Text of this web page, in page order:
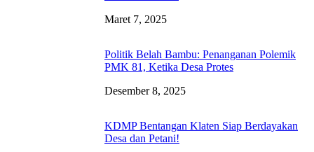
Maret 7, 2025
Politik Belah Bambu: Penanganan Polemik
PMK 81, Ketika Desa Protes
Desember 8, 2025
KDMP Bentangan Klaten Siap Berdayakan
Desa dan Petani!